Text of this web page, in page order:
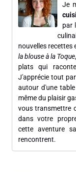
Je
par
nouvelles recettes
la blouse à la Toque
plats qui
J'apprécie tout
autour d'une
même du plaisir
vous transmettre
dans votre
cette aventure
rencontrent.